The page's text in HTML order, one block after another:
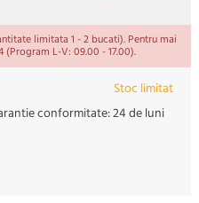
limitata 1 - 2 bucati). Pentru mai
(Program L-V: 09.00 - 17.00).
Stoc limitat
conformitate:24 de luni